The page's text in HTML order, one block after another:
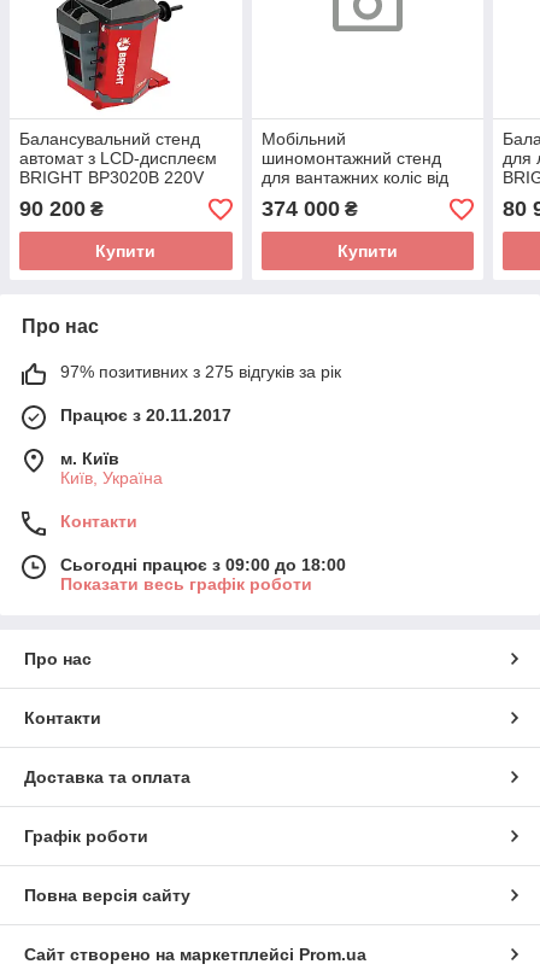
Балансувальний стенд
автомат з LCD-дисплеєм
BRIGHT BP3020B 220V
90 200 ₴
Купити
Мобільний
шиномонтажний стенд
для вантажних коліс від
14" до 26" (бус) 380В
BRIGHT LC589 220V
374 000₴
Купити
для
80
Про нас
97% позитивних з 275 відгуків за рік
Працює з 20.11.2017
м. Київ
Київ, Україна
Контакти
Сьогодні працює з 09:00 до 18:00
Показати весь графік роботи
Про нас
Контакти
Доставка та оплата
Графік роботи
Повна версія сайту
Сайт створено на маркетплейсі Prom.ua